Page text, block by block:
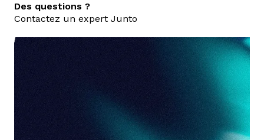
Des questions ?
Contactez un expert Junto